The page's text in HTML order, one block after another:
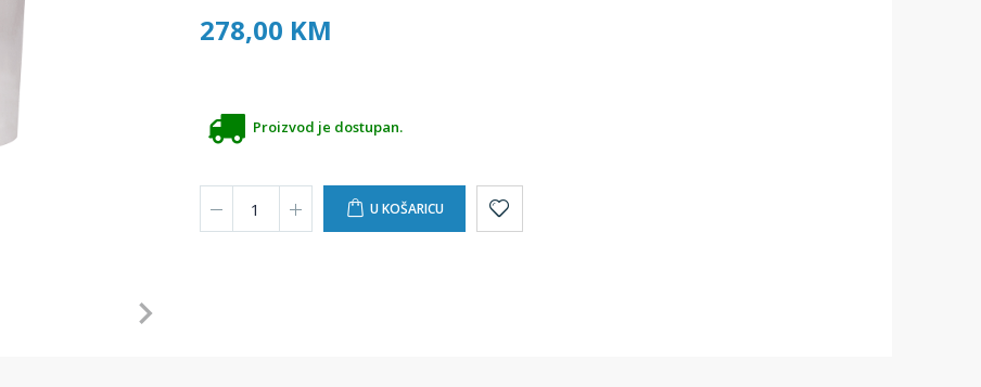
278,00 KM
Proizvod je dostupan.
U KOŠARICU